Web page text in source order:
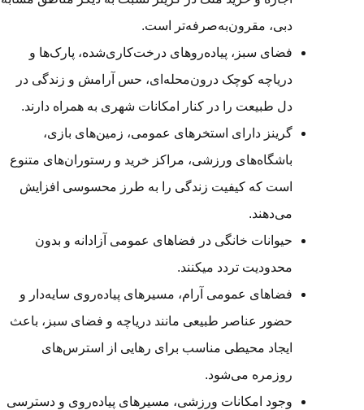
دبی، مقرون‌به‌صرفه‌تر است.
فضای سبز، پیاده‌روهای درخت‌کاری‌شده، پارک‌ها و
دریاچه کوچک درون‌محله‌ای، حس آرامش و زندگی در
دل طبیعت را در کنار امکانات شهری به همراه دارند.
گرینز دارای استخرهای عمومی، زمین‌های بازی،
باشگاه‌های ورزشی، مراکز خرید و رستوران‌های متنوع
است که کیفیت زندگی را به طرز محسوسی افزایش
می‌دهند.
حیوانات خانگی در فضاهای عمومی آزادانه و بدون
محدودیت تردد می­کنند.
فضاهای عمومی آرام، مسیرهای پیاده‌روی سایه‌دار و
حضور عناصر طبیعی مانند دریاچه و فضای سبز، باعث
ایجاد محیطی مناسب برای رهایی از استرس‌های
روزمره می‌شود.
وجود امکانات ورزشی، مسیرهای پیاده‌روی و دسترسی